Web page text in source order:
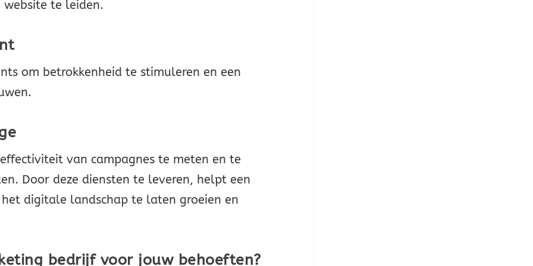
website te leiden.
om betrokkenheid te stimuleren en een
van campagnes te meten en te
Door deze diensten te leveren, helpt een
digitale landschap te laten groeien en
bedrijf voor jouw behoeften?